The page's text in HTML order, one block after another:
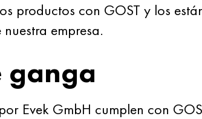
productos con GOST y los
empresa.
ganga
Evek GmbH cumplen con